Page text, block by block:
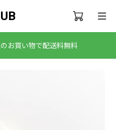
お買い物で配送料無料